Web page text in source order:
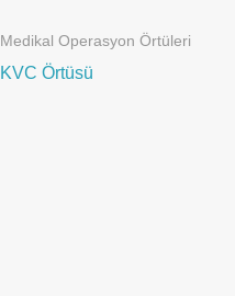
Medikal Operasyon Örtüleri
KVC Örtüsü